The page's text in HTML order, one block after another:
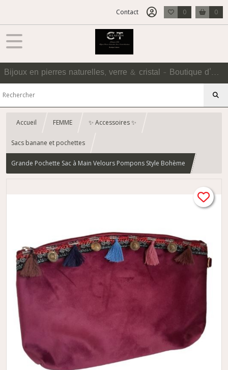
Contact 0 0
Bijoux en pierres naturelles, verre & cristal - Boutique d'Accessoires
Accueil FEMME ✨ Accessoires ✨
Sacs banane et pochettes
Grande Pochette Sac à Main Velours Pompons Style Bohème